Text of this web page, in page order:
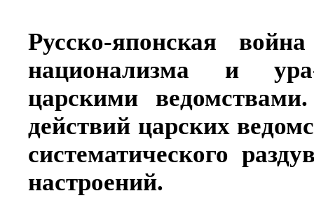
Русско-японская
национализма и ура-
царскими
действий царских
систематического
настроений.